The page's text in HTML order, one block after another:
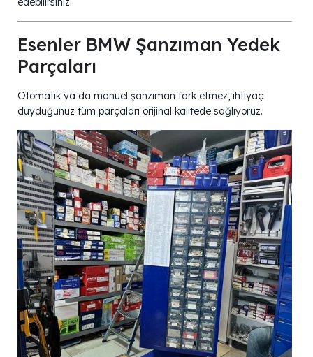
Esenler BMW Şanzıman Yedek
Parçaları
Otomatik ya da manuel şanzıman fark etmez, ihtiyaç
duyduğunuz tüm parçaları orijinal kalitede sağlıyoruz.